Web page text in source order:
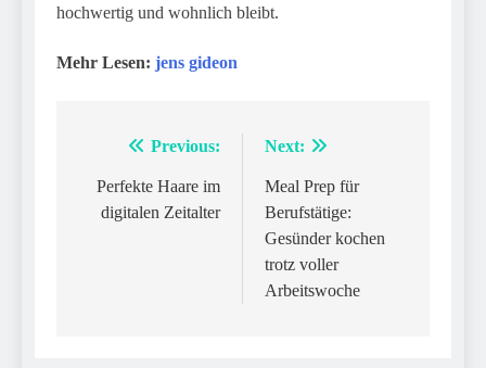
hochwertig und wohnlich bleibt.
Mehr Lesen: jens gideon
navigation
Previous:
Perfekte Haare im
digitalen Zeitalter
Next:
Meal Prep für
Berufstätige:
Gesünder kochen
trotz voller
Arbeitswoche